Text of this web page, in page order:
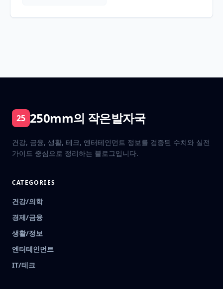
25 250mm의 작은발자국
건강, 금융, 생활, 테크, 엔터테인먼트 정보를 검증된 수치와 실전
가이드 중심으로 정리하는 블로그입니다.
CATEGORIES
건강/의학
경제/금융
생활/정보
엔터테인먼트
IT/테크